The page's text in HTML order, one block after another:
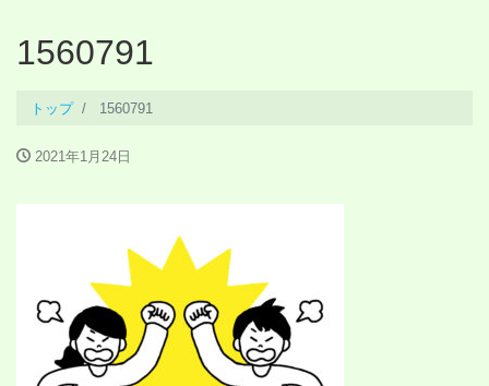
1560791
トップ 1560791
2021年1月24日